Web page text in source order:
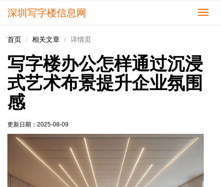
切
深圳写字楼信息网
首页 相关文章 详情页
写字楼办公怎样通过沉浸
式艺术布景提升企业氛围
感
更新日期： 2025-08-09